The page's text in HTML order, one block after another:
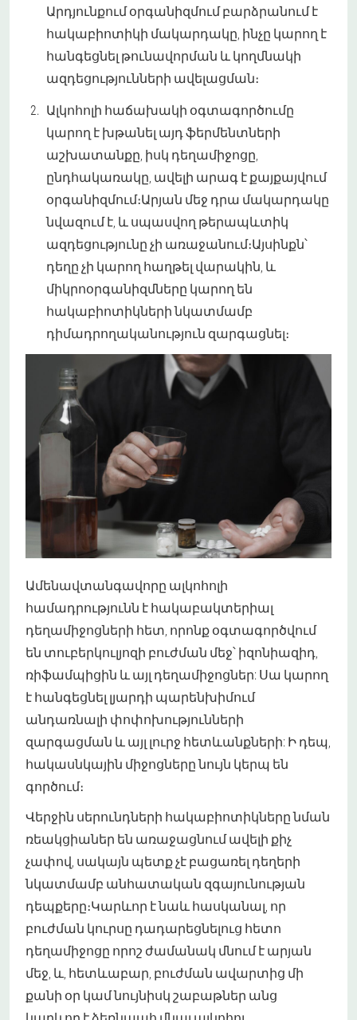
Արդյունքում օրգանիզմում բարձրանում է
հակաբիոտիկի մակարդակը, ինչը կարող է
հանգեցնել թունավորման և կողմնակի
ազդեցությունների ավելացման։
Ալկոհոլի հաճախակի օգտագործումը
կարող է խթանել այդ ֆերմենտների
աշխատանքը, իսկ դեղամիջոցը,
ընդհակառակը, ավելի արագ է քայքայվում
օրգանիզմում։Արյան մեջ դրա մակարդակը
նվազում է, և սպասվող թերապևտիկ
ազդեցությունը չի առաջանում։Այսինքն՝
դեղը չի կարող հաղթել վարակին, և
միկրոօրգանիզմները կարող են
հակաբիոտիկների նկատմամբ
դիմադրողականություն զարգացնել։
Ամենավտանգավորը ալկոհոլի
համադրությունն է հակաբակտերիալ
դեղամիջոցների հետ, որոնք օգտագործվում
են տուբերկուլյոզի բուժման մեջ՝ իզոնիազիդ,
ռիֆամպիցին և այլ դեղամիջոցներ: Սա կարող
է հանգեցնել լյարդի պարենխիմում
անդառնալի փոփոխությունների
զարգացման և այլ լուրջ հետևանքների: Ի դեպ,
հակասնկային միջոցները նույն կերպ են
գործում։
Վերջին սերունդների հակաբիոտիկները նման
ռեակցիաներ են առաջացնում ավելի քիչ
չափով, սակայն պետք չէ բացառել դեղերի
նկատմամբ անհատական զգայունության
դեպքերը։Կարևոր է նաև հասկանալ, որ
բուժման կուրսը դադարեցնելուց հետո
դեղամիջոցը որոշ ժամանակ մնում է արյան
մեջ, և, հետևաբար, բուժման ավարտից մի
քանի օր կամ նույնիսկ շաբաթներ անց